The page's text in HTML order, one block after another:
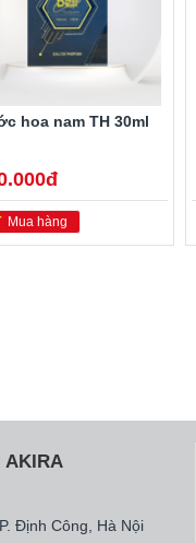
hoa nam TH 30ml
Mua hàng
AKIRA
Định Công, Hà Nội